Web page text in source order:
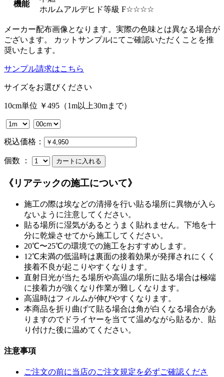
機能
ホルムアルデヒド等級 F☆☆☆☆
メーカー配布画像となります。実際の色味とは異なる場合が
ございます。 カットサンプルにてご確認いただくことを推
奨いたします。
サンプル請求はこちら
サイズをお選びください
10cm単位 ￥495（1m以上30mまで）
税込価格：
個数 ：
《リアテックの施工について》
施工の際は埃などの清掃を行い貼る場所に異物が入ら
ないように注意してください。
貼る場所に湿気があるとうまく貼れません。下地を十
分に乾燥させてから施工してください。
20℃〜25℃の環境での施工をおすすめします。
12℃未満の低温時は裏面の接着効果が発揮されにくく
接着不良が起こりやすくなります。
直射日光が当たる場所や高温の場所に貼る場合は極端
に接着力が強くなり作業が難しくなります。
高温時はフィルムが伸びやすくなります。
本商品を折り曲げて貼る場合は角が白くなる場合があ
りますのでドライヤーを当てて温めながら貼るか、貼
り付けた後に温めてください。
注意事項
ご注文の前に当店のご注文規定を必ずご確認くださ